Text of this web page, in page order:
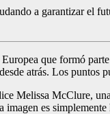
a garantizar el
que formó
atrás. Los puntos
Melissa McClure,
imagen es simplemente